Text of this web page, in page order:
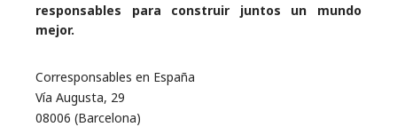
responsables para construir juntos un mundo
mejor.
Corresponsables en España
Vía Augusta, 29
08006 (Barcelona)